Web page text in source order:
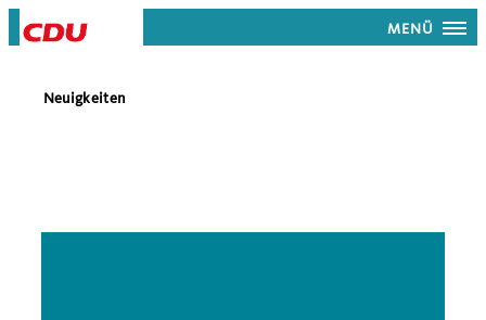
MENÜ
Neuigkeiten